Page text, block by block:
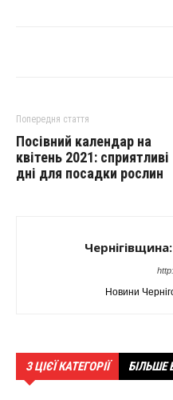
Попередня стаття
Посівний календар на
квітень 2021: сприятливі
дні для посадки рослин
Новини
З ЦІЄЇ КАТЕГОРІЇ БІЛЬШЕ